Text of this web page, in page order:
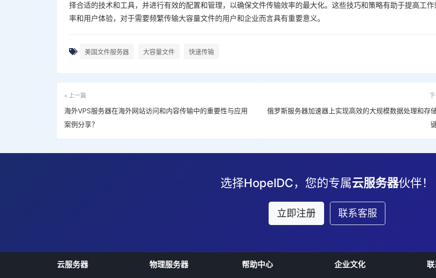
择合适的技术和工具，并进行有效的配置和管理，以确保文件传输效率的最大化。这些技巧和策略有助于提高工作
率和用户体验，对于需要频繁传输大容量文件的用户和企业而言具有重要意义。
美国文件服务器 大容量文件 快速传输
« 上一篇
海外VPS服务器在海外网站访问和内容传输中的重要性与应用
案例分享？
俄罗斯服务器加速器上实现高效的大规模数据处理和存
选择HopeIDC，您的专属云服务器伙伴！
立即注册 联系客服
云服务器 物理服务器 帮助中心 企业文化